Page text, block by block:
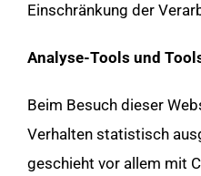
Einschränkung der
Analyse-Tools und
Beim Besuch dieser
Verhalten statistisch
geschieht vor allem mit